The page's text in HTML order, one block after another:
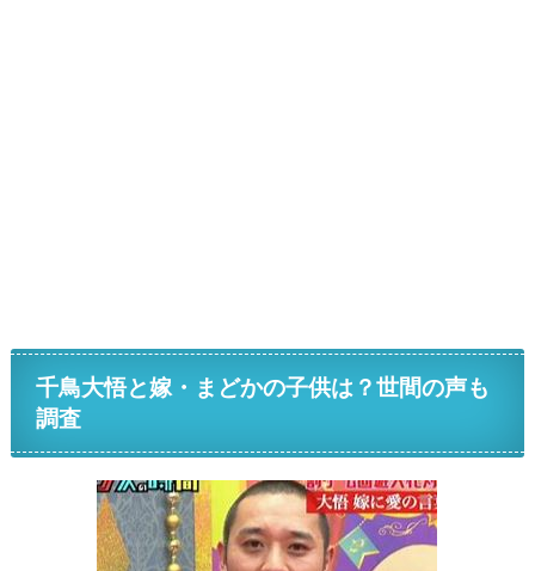
千鳥大悟と嫁・まどかの子供は？世間の声も
調査